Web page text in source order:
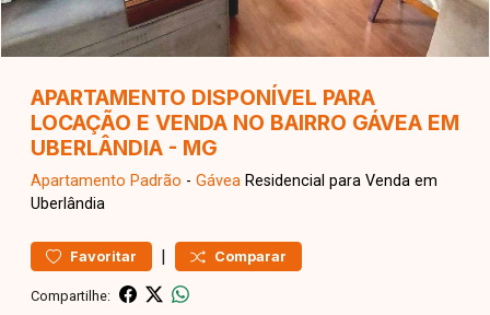
APARTAMENTO DISPONÍVEL PARA
LOCAÇÃO E VENDA NO BAIRRO GÁVEA EM
UBERLÂNDIA - MG
Apartamento Padrão - Gávea Residencial para Venda em
Uberlândia
Favoritar | Comparar
Compartilhe: